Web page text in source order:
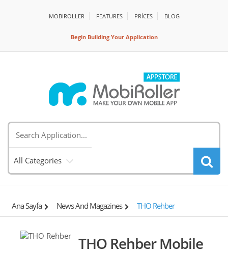
MOBIROLLER FEATURES PRİCES BLOG
Begin Building Your Application
All Categories
Ana Sayfa News And Magazines THO Rehber
THO Rehber Mobile